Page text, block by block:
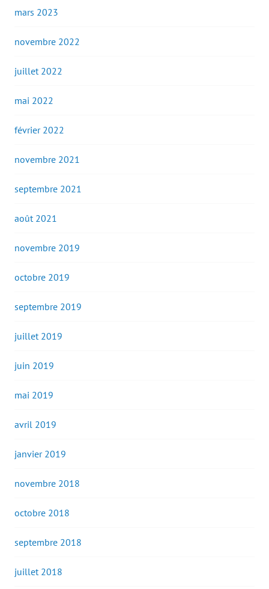
mars 2023
novembre 2022
juillet 2022
mai 2022
février 2022
novembre 2021
septembre 2021
août 2021
novembre 2019
octobre 2019
septembre 2019
juillet 2019
juin 2019
mai 2019
avril 2019
janvier 2019
novembre 2018
octobre 2018
septembre 2018
juillet 2018